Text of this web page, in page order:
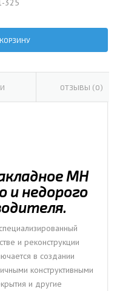
ОТЗЫВЫ (0)
МН
и недорого
и реконструкции
в создании
конструктивными
и другие